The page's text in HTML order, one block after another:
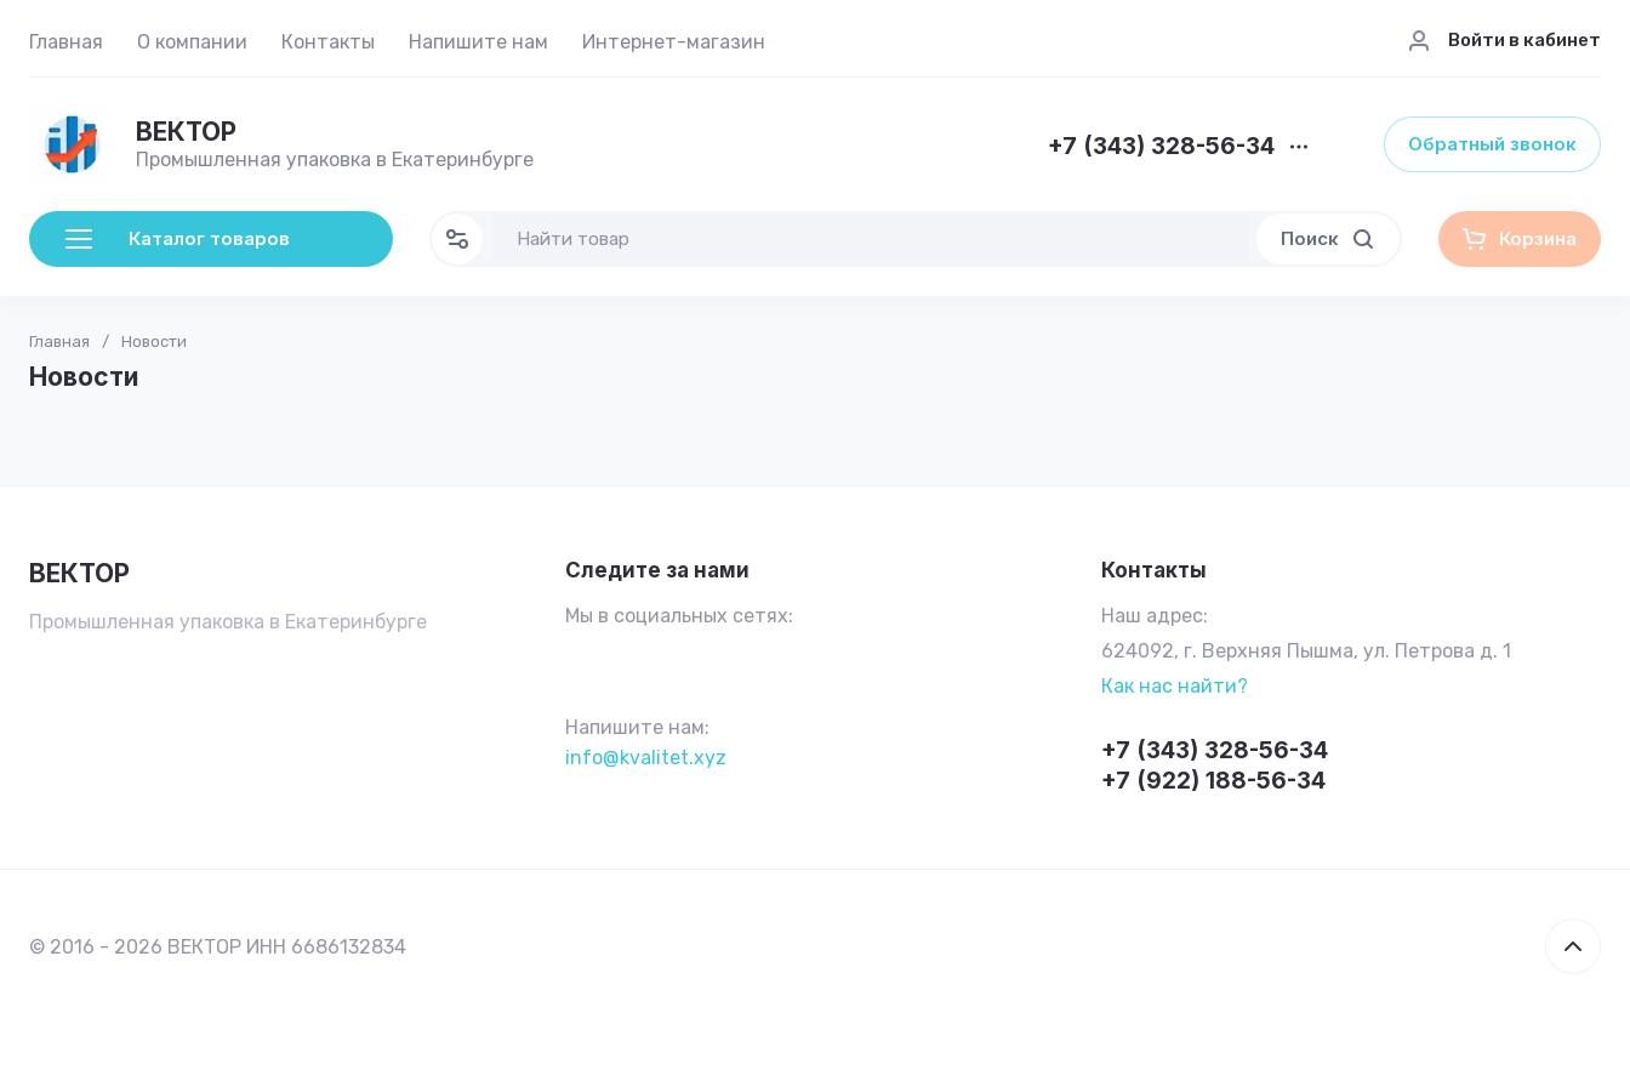
Главная О компании Контакты Напишите нам Интернет-магазин Войти в кабинет
ВЕКТОР
Промышленная упаковка в Екатеринбурге +7 (343) 328-56-34 Обратный звонок
Каталог товаров Поиск Корзина
Главная / Новости
Новости
ВЕКТОР
Промышленная упаковка в Екатеринбурге
Следите за нами
Мы в социальных сетях:
Напишите нам:
info@kvalitet.xyz
Контакты
Наш адрес:
624092, г. Верхняя Пышма, ул. Петрова д. 1
Как нас найти?
+7 (343) 328-56-34
+7 (922) 188-56-34
© 2016 - 2026 ВЕКТОР ИНН 6686132834